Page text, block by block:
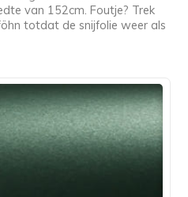
van 152cm. Foutje? Trek
totdat de snijfolie weer als